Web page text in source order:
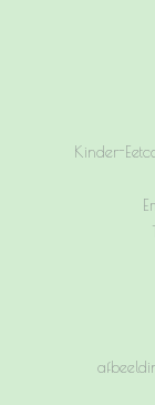
Kinder-